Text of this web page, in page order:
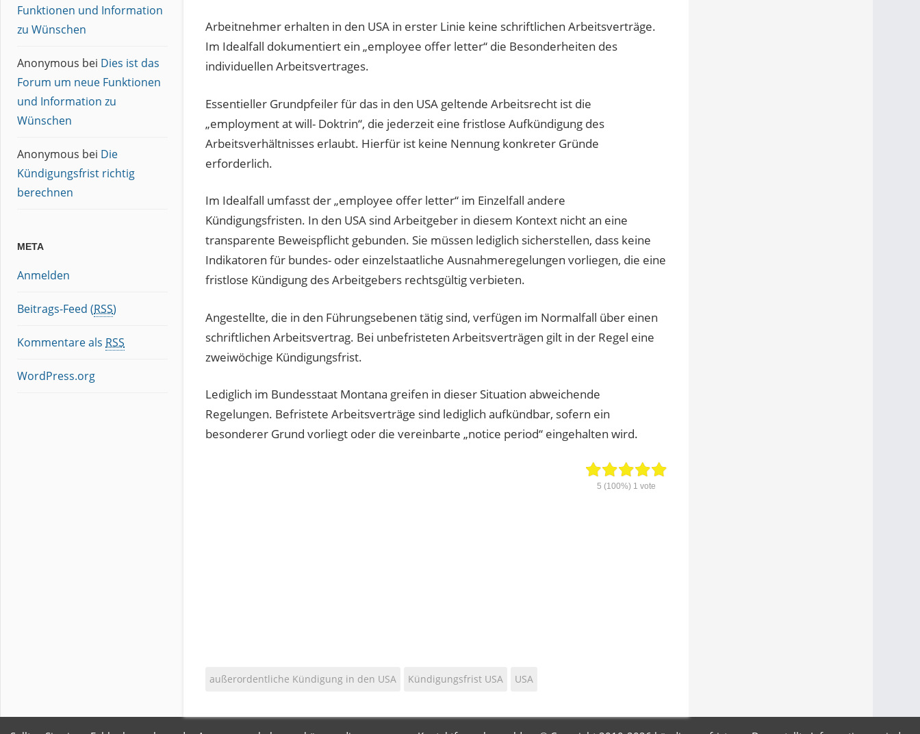
Arbeitnehmer erhalten in den USA in erster Linie keine schriftlichen Arbeitsverträge.
Im Idealfall dokumentiert ein „employee offer letter“ die Besonderheiten des
individuellen Arbeitsvertrages.
Essentieller Grundpfeiler für das in den USA geltende Arbeitsrecht ist die
„employment at will- Doktrin“, die jederzeit eine fristlose Aufkündigung des
Arbeitsverhältnisses erlaubt. Hierfür ist keine Nennung konkreter Gründe
erforderlich.
Im Idealfall umfasst der „employee offer letter“ im Einzelfall andere
Kündigungsfristen. In den USA sind Arbeitgeber in diesem Kontext nicht an eine
transparente Beweispflicht gebunden. Sie müssen lediglich sicherstellen, dass keine
Indikatoren für bundes- oder einzelstaatliche Ausnahmeregelungen vorliegen, die eine
fristlose Kündigung des Arbeitgebers rechtsgültig verbieten.
Angestellte, die in den Führungsebenen tätig sind, verfügen im Normalfall über einen
schriftlichen Arbeitsvertrag. Bei unbefristeten Arbeitsverträgen gilt in der Regel eine
zweiwöchige Kündigungsfrist.
Lediglich im Bundesstaat Montana greifen in dieser Situation abweichende
Regelungen. Befristete Arbeitsverträge sind lediglich aufkündbar, sofern ein
besonderer Grund vorliegt oder die vereinbarte „notice period“ eingehalten wird.
5 (100%) 1 vote
außerordentliche Kündigung in den USA Kündigungsfrist USA USA
Funktionen und Information
zu Wünschen
Anonymous bei Dies ist das
Forum um neue Funktionen
und Information zu
Wünschen
Anonymous bei Die
Kündigungsfrist richtig
berechnen
META
Anmelden
Beitrags-Feed (RSS)
Kommentare als RSS
WordPress.org